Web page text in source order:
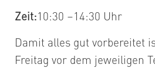
Zeit:10:30 –14:30 Uhr
Damit alles gut vorbereitet
Freitag vor dem jeweiligen